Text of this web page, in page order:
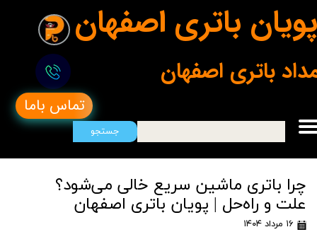
پویان باتری اصفهان
تماس باما
جستجو
باتری اصفهان
چرا باتری ماشین سریع خالی می‌شود؟
علت و راه‌حل | پویان باتری اصفهان
۱۶ مرداد ۱۴۰۴